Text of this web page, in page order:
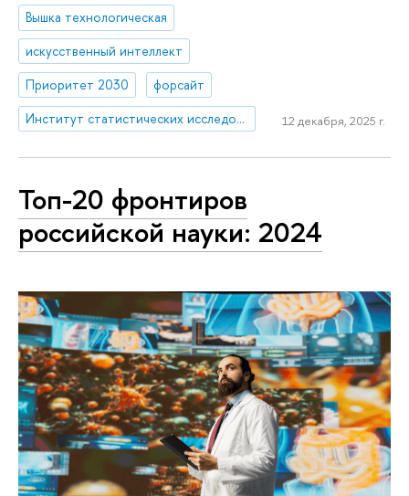
Вышка технологическая
искусственный интеллект
Приоритет 2030
форсайт
Институт статистических исследований и экономики знаний
12 декабря, 2025 г.
Топ-20 фронтиров
российской науки: 2024